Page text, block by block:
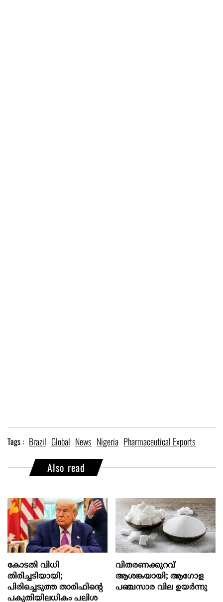
Tags : Brazil Global News Nigeria Pharmaceutical Exports
Also read
കോടതി വിധി
തിരിച്ചടിയായി;
പിരിച്ചെടുത്ത താരിഫിന്‍റെ
പകുതിയിലധികം പലിശ
വിതരണക്കുറവ്
ആശങ്കയായി; ആഗോള
പഞ്ചസാര വില ഉയര്‍ന്നു